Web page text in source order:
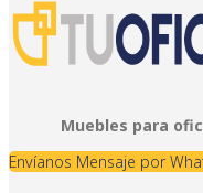
Muebles para
Envíanos Mensaje por